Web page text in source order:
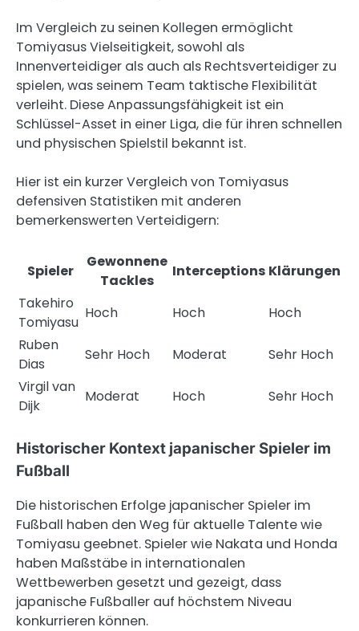
Im Vergleich zu seinen Kollegen ermöglicht
Tomiyasus Vielseitigkeit, sowohl als
Innenverteidiger als auch als Rechtsverteidiger zu
spielen, was seinem Team taktische Flexibilität
verleiht. Diese Anpassungsfähigkeit ist ein
Schlüssel-Asset in einer Liga, die für ihren schnellen
und physischen Spielstil bekannt ist.
Hier ist ein kurzer Vergleich von Tomiyasus
defensiven Statistiken mit anderen
bemerkenswerten Verteidigern:
Spieler
Gewonnene
Tackles
Interceptions Klärungen
Takehiro
Tomiyasu
Hoch Hoch
Hoch
Ruben
Dias
Sehr Hoch Moderat
Sehr Hoch
Virgil van
Dijk
Moderat Hoch Sehr Hoch
Historischer Kontext japanischer Spieler im
Fußball
Die historischen Erfolge japanischer Spieler im
Fußball haben den Weg für aktuelle Talente wie
Tomiyasu geebnet. Spieler wie Nakata und Honda
haben Maßstäbe in internationalen
Wettbewerben gesetzt und gezeigt, dass
japanische Fußballer auf höchstem Niveau
konkurrieren können.